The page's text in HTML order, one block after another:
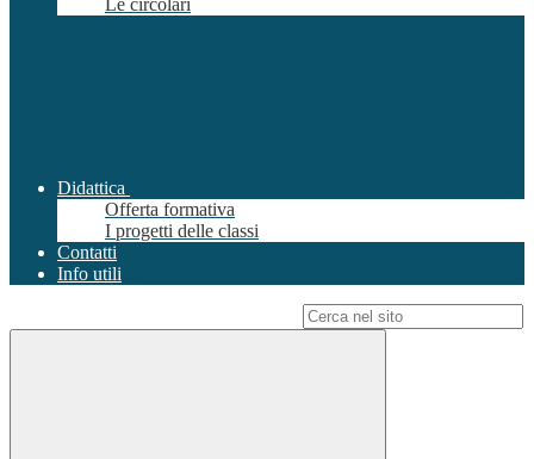
Le circolari
Didattica
Offerta formativa
I progetti delle classi
Contatti
Info utili